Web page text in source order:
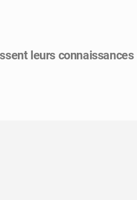
leurs connaissances